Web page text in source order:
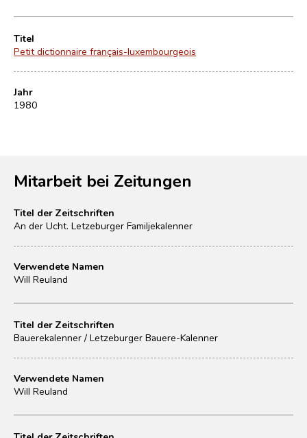
Titel
Petit dictionnaire français-luxembourgeois
Jahr
1980
Mitarbeit bei Zeitungen
Titel der Zeitschriften
An der Ucht. Letzeburger Familjekalenner
Verwendete Namen
Will Reuland
Titel der Zeitschriften
Bauerekalenner / Letzeburger Bauere-Kalenner
Verwendete Namen
Will Reuland